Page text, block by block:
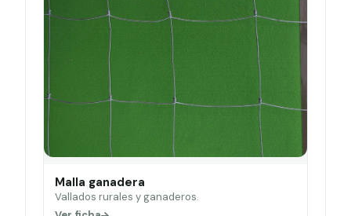
Malla ganadera
Vallados rurales y ganaderos.